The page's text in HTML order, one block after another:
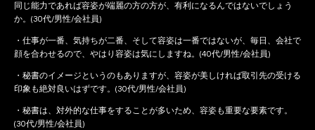
同じ能力であれば容姿が端麗の方の方が、有利になるんではないでしょう
か。(30代/男性/会社員)
・仕事が一番、気持ちが二番、そして容姿は一番ではないが、毎日、会社で
顔を合わせるので、やはり容姿は気にしますね。(40代/男性/会社員)
・秘書のイメージというのもありますが、容姿が美しければ取引先の受ける
印象も絶対良いはずです。(30代/男性/会社員)
・秘書は、対外的な仕事をすることが多いため、容姿も重要な要素です。
(30代/男性/会社員)